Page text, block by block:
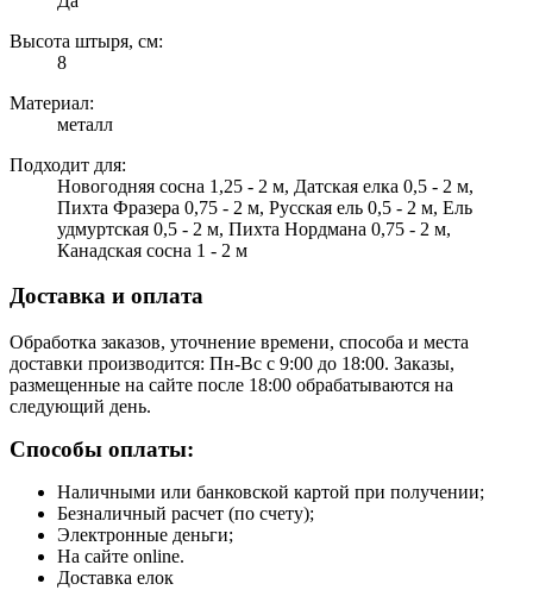
Высота штыря, см:
8
Материал:
металл
Подходит для:
Новогодняя сосна 1,25 - 2 м, Датская елка 0,5 - 2 м,
Пихта Фразера 0,75 - 2 м, Русская ель 0,5 - 2 м, Ель
удмуртская 0,5 - 2 м, Пихта Нордмана 0,75 - 2 м,
Канадская сосна 1 - 2 м
Доставка и оплата
Обработка заказов, уточнение времени, способа и места
доставки производится: Пн-Вс с 9:00 до 18:00. Заказы,
размещенные на сайте после 18:00 обрабатываются на
следующий день.
Способы оплаты:
Наличными или банковской картой при получении;
Безналичный расчет (по счету);
Электронные деньги;
На сайте online.
Доставка елок